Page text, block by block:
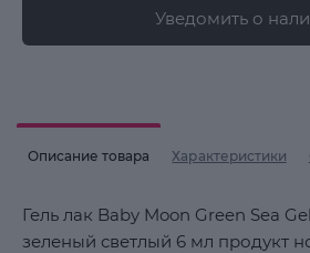
Уведомить о
Описание товара Характеристики
Гель лак Baby Moon Green Sea
зеленый светлый 6 мл продукт